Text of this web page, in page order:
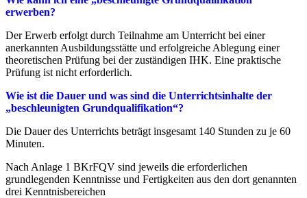
erwerben?
Der Erwerb erfolgt durch Teilnahme am Unterricht bei einer
anerkannten Ausbildungsstätte und erfolgreiche Ablegung einer
theoretischen Prüfung bei der zuständigen IHK. Eine praktische
Prüfung ist nicht erforderlich.
Wie ist die Dauer und was sind die Unterrichtsinhalte der
„beschleunigten Grundqualifikation“?
Die Dauer des Unterrichts beträgt insgesamt 140 Stunden zu je 60
Minuten.
Nach Anlage 1 BKrFQV sind jeweils die erforderlichen
grundlegenden Kenntnisse und Fertigkeiten aus den dort genannten
drei Kenntnisbereichen